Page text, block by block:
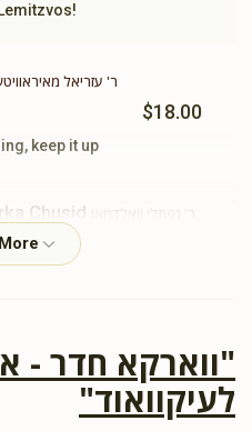
ר' עזריאל
$18.00
keep it up
Chusid
ר' נפתלי וואלדמאן
ומשפחתו, הנהלת התלמוד תורה,
אהרן מרדכי קעניג שליט"א -
לכבוד האיש הגדול בענקים, סיני
הנודע בשערים
"ווארקא חדר -
לעיקוואוד"